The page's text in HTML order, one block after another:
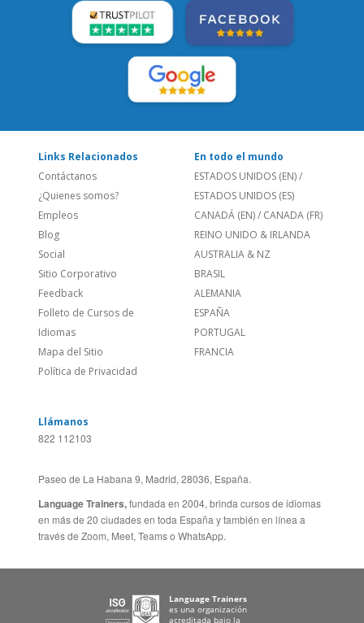
Contáctanos
¿Quienes somos?
Empleos
Blog
Social
Sitio Corporativo
Feedback
Folleto de Cursos de
Idiomas
Mapa del Sitio
Política de Privacidad
ESTADOS UNIDOS (EN)
ESTADOS UNIDOS (ES)
CANADÁ (EN)/CANADA (FR)
REINO UNIDO & IRLANDA
AUSTRALIA & NZ
BRASIL
ALEMANIA
ESPAÑA
PORTUGAL
FRANCIA
822 112103
Language Trainers,fundada en 2004, brinda cursos de idiomas
en más de 20 ciudades en toda España y también en línea a
través de Zoom, Meet, Teams o WhatsApp.